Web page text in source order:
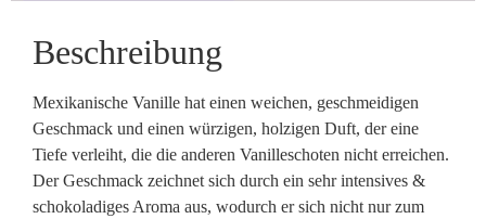
Beschreibung
Mexikanische Vanille hat einen weichen, geschmeidigen
Geschmack und einen würzigen, holzigen Duft, der eine
Tiefe verleiht, die die anderen Vanilleschoten nicht erreichen.
Der Geschmack zeichnet sich durch ein sehr intensives &
schokoladiges Aroma aus, wodurch er sich nicht nur zum